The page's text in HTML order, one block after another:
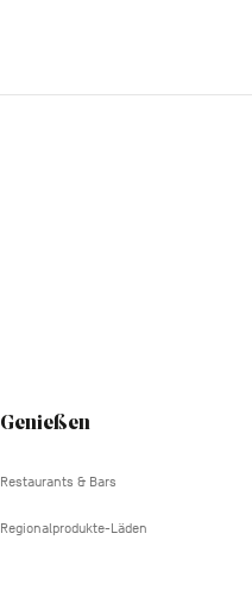
Genießen
Restaurants & Bars
Regionalprodukte-Läden